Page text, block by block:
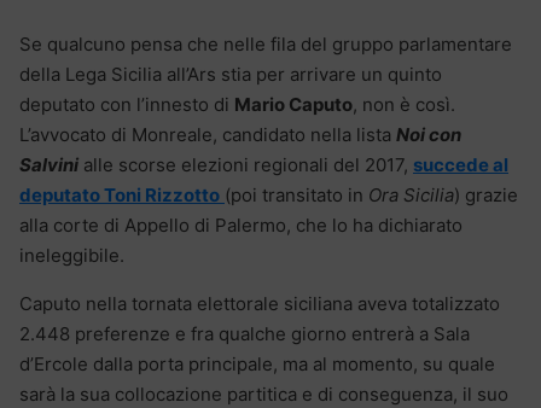
Se qualcuno pensa che nelle fila del gruppo parlamentare
della Lega Sicilia all’Ars stia per arrivare un quinto
deputato con l’innesto di Mario Caputo, non è così.
L’avvocato di Monreale, candidato nella lista Noi con
Salvini alle scorse elezioni regionali del 2017, succede al
deputato Toni Rizzotto (poi transitato in Ora Sicilia) grazie
alla corte di Appello di Palermo, che lo ha dichiarato
ineleggibile.
Caputo nella tornata elettorale siciliana aveva totalizzato
2.448 preferenze e fra qualche giorno entrerà a Sala
d’Ercole dalla porta principale, ma al momento, su quale
sarà la sua collocazione partitica e di conseguenza, il suo